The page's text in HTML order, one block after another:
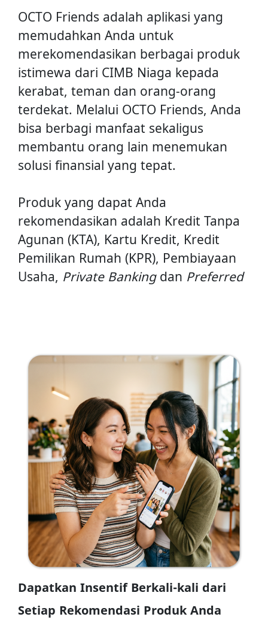
OCTO Friends adalah aplikasi yang
memudahkan Anda untuk
merekomendasikan berbagai produk
istimewa dari CIMB Niaga kepada
kerabat, teman dan orang-orang
terdekat. Melalui OCTO Friends, Anda
bisa berbagi manfaat sekaligus
membantu orang lain menemukan
solusi finansial yang tepat.
Produk yang dapat Anda
rekomendasikan adalah Kredit Tanpa
Agunan (KTA), Kartu Kredit, Kredit
Pemilikan Rumah (KPR), Pembiayaan
Usaha, Private Bankingdan Preferred
Dapatkan Insentif Berkali-kali dari
Setiap Rekomendasi Produk Anda